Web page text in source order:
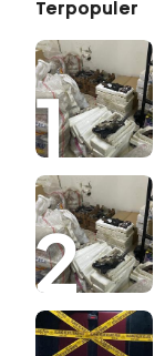
Terpopuler